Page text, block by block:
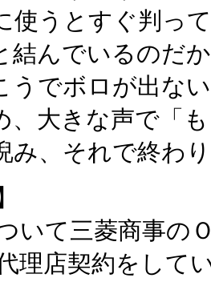
使うとすぐ判っ
結んでいるのだ
うでボロが出な
、大きな声で「
み、それで終わ
いて三菱商事の
理店契約をして